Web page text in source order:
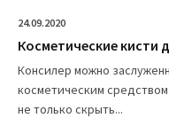
24.09.2020
Косметические кисти
Консилер можно
косметическим
не только скрыть...